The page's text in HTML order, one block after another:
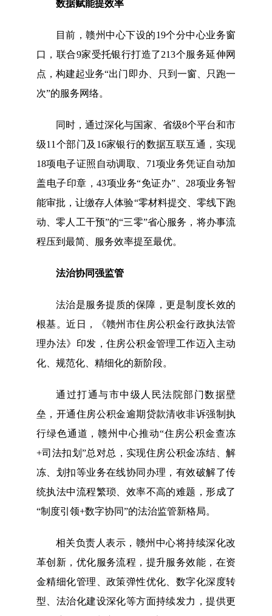
数据赋能提效率
目前，赣州中心下设的19个分中心业务窗
口，联合9家受托银行打造了213个服务延伸网
点，构建起业务“出门即办、只到一窗、只跑一
次”的服务网络。
同时，通过深化与国家、省级8个平台和市
级11个部门及16家银行的数据互联互通，实现
18项电子证照自动调取、71项业务凭证自动加
盖电子印章，43项业务“免证办”、28项业务智
能审批，让缴存人体验“零材料提交、零线下跑
动、零人工干预”的“三零”省心服务，将办事流
程压到最简、服务效率提至最优。
法治协同强监管
法治是服务提质的保障，更是制度长效的
根基。近日，《赣州市住房公积金行政执法管
理办法》印发，住房公积金管理工作迈入主动
化、规范化、精细化的新阶段。
通过打通与市中级人民法院部门数据壁
垒，开通住房公积金逾期贷款清收非诉强制执
行绿色通道，赣州中心推动“住房公积金查冻
+司法扣划”总对总，实现住房公积金冻结、解
冻、划扣等业务在线协同办理，有效破解了传
统执法中流程繁琐、效率不高的难题，形成了
“制度引领+数字协同”的法治监管新格局。
相关负责人表示，赣州中心将持续深化改
革创新，优化服务流程，提升服务效能，在资
金精细化管理、政策弹性优化、数字化深度转
型、法治化建设深化等方面持续发力，提供更